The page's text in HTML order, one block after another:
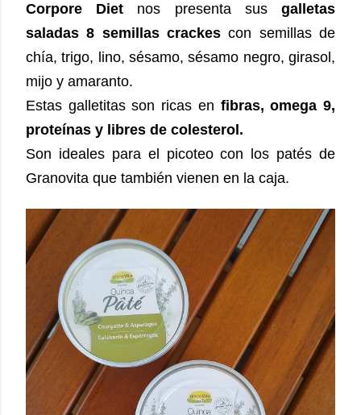
Corpore Diet nos presenta susgalletas
saladas 8 semillas crackes con semillas de
chía, trigo, lino, sésamo, sésamo negro, girasol,
mijo y amaranto.
Estas galletitas son ricas en fibras, omega 9,
proteínas y libres de colesterol.
Son ideales para el picoteo con los patés de
Granovita que también vienen en la caja.